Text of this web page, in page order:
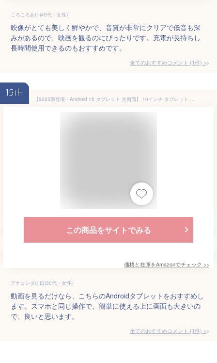
ころころあい(40代・女性)
映像がとても美しく鮮やかで、音質が非常にクリアで低音も深
みがあるので、映画を観るのにぴったりです。充電が長持ちし
長時間使用できるのもおすすめです。
全てのおすすめコメント (1件) >
15th
【2025新登場・Android 15 タブレット 大画面】 10インチ タブレット Wi-Fiモデル 14GB+64GB+最大1TB拡張 6000mAh PD18W＆Type-C充電 8コアCPU 2.4G＆5G WiFi Bluetooth5.2 顔認識 無線投影 動画 YouTube WidevineL1対応 電子書籍 LINE 高齢者 子供 カメラ
この商品をサイトでみる
価格と在庫をAmazonでチェック >>
アナコンダ山田(30代・女性)
動画を見るだけなら、こちらのAndroidタブレットをおすすめし
ます。スマホと同じ操作で、簡単に使える上に画面も大きいの
で、良いと思います。
全てのおすすめコメント (1件) >